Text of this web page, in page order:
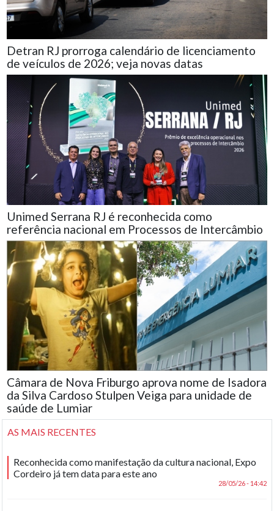
Detran RJ prorroga calendário de licenciamento
de veículos de 2026; veja novas datas
Unimed Serrana RJ é reconhecida como
referência nacional em Processos de Intercâmbio
Câmara de Nova Friburgo aprova nome de Isadora
da Silva Cardoso Stulpen Veiga para unidade de
saúde de Lumiar
AS MAIS RECENTES
Reconhecida como manifestação da cultura nacional, Expo
Cordeiro já tem data para este ano
28/05/26 - 14:42